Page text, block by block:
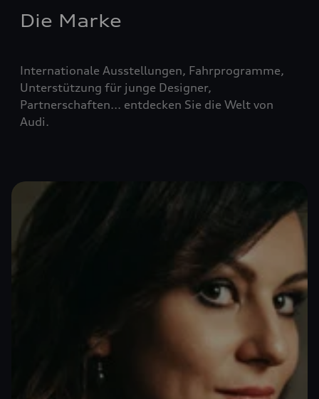
Die Marke
Internationale Ausstellungen, Fahrprogramme,
Unterstützung für junge Designer,
Partnerschaften... entdecken Sie die Welt von
Audi.